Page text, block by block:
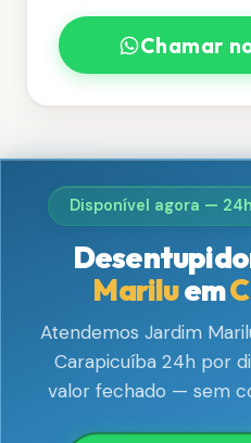
Chamar
Disponível agora — 24h
Mariluem
Atendemos Jardim
Carapicuíba 24h por
valor fechado — sem